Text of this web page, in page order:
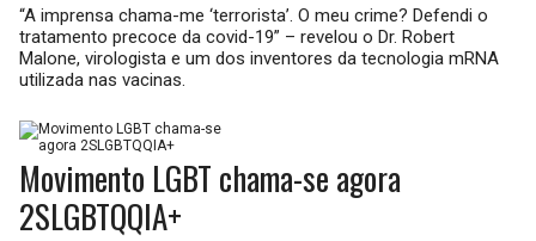
“A imprensa chama-me ‘terrorista’. O meu crime? Defendi o
tratamento precoce da covid-19” – revelou o Dr. Robert
Malone, virologista e um dos inventores da tecnologia mRNA
utilizada nas vacinas.
Movimento LGBT chama-se agora
2SLGBTQQIA+